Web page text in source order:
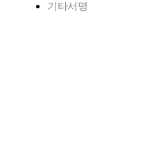
기타서명